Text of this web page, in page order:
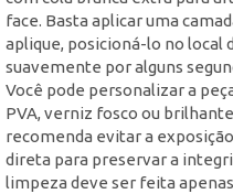
face. Basta aplicar uma
aplique, posicioná-lo no local
suavemente por alguns
Você pode personalizar a
PVA, verniz fosco ou
recomenda evitar a
direta para preservar a
limpeza deve ser feita